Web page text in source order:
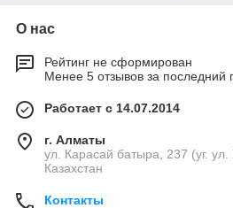
О нас
Рейтинг не сформирован
Менее 5 отзывов за последний
Работает с 14.07.2014
г. Алматы
ул. Карасай батыра, 237 (уг.
Казахстан
Контакты